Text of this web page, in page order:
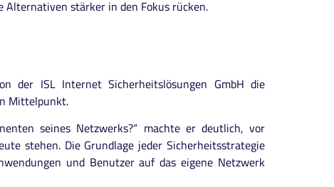
Alternativen stärker in den Fokus rücken.
der ISL Internet Sicherheitslösungen GmbH die
Mittelpunkt.
seines Netzwerks?“ machte er deutlich, vor
stehen. Die Grundlage jeder Sicherheitsstrategie
und Benutzer auf das eigene Netzwerk